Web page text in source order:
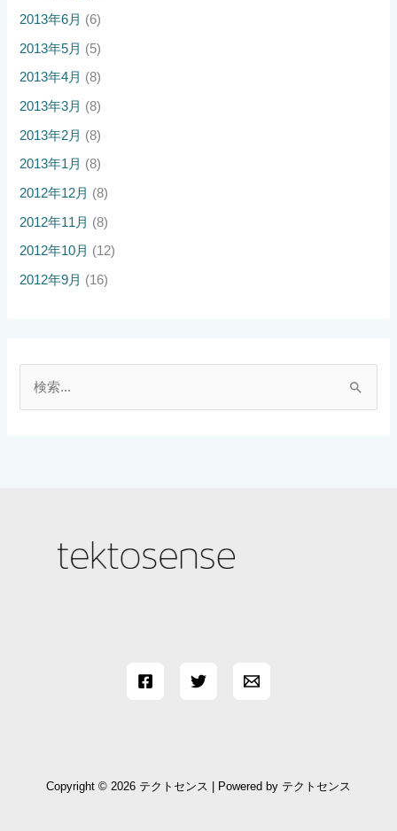
2013年6月 (6)
2013年5月 (5)
2013年4月 (8)
2013年3月 (8)
2013年2月 (8)
2013年1月 (8)
2012年12月 (8)
2012年11月 (8)
2012年10月 (12)
2012年9月 (16)
Copyright © 2026 テクトセンス | Powered by テクトセンス